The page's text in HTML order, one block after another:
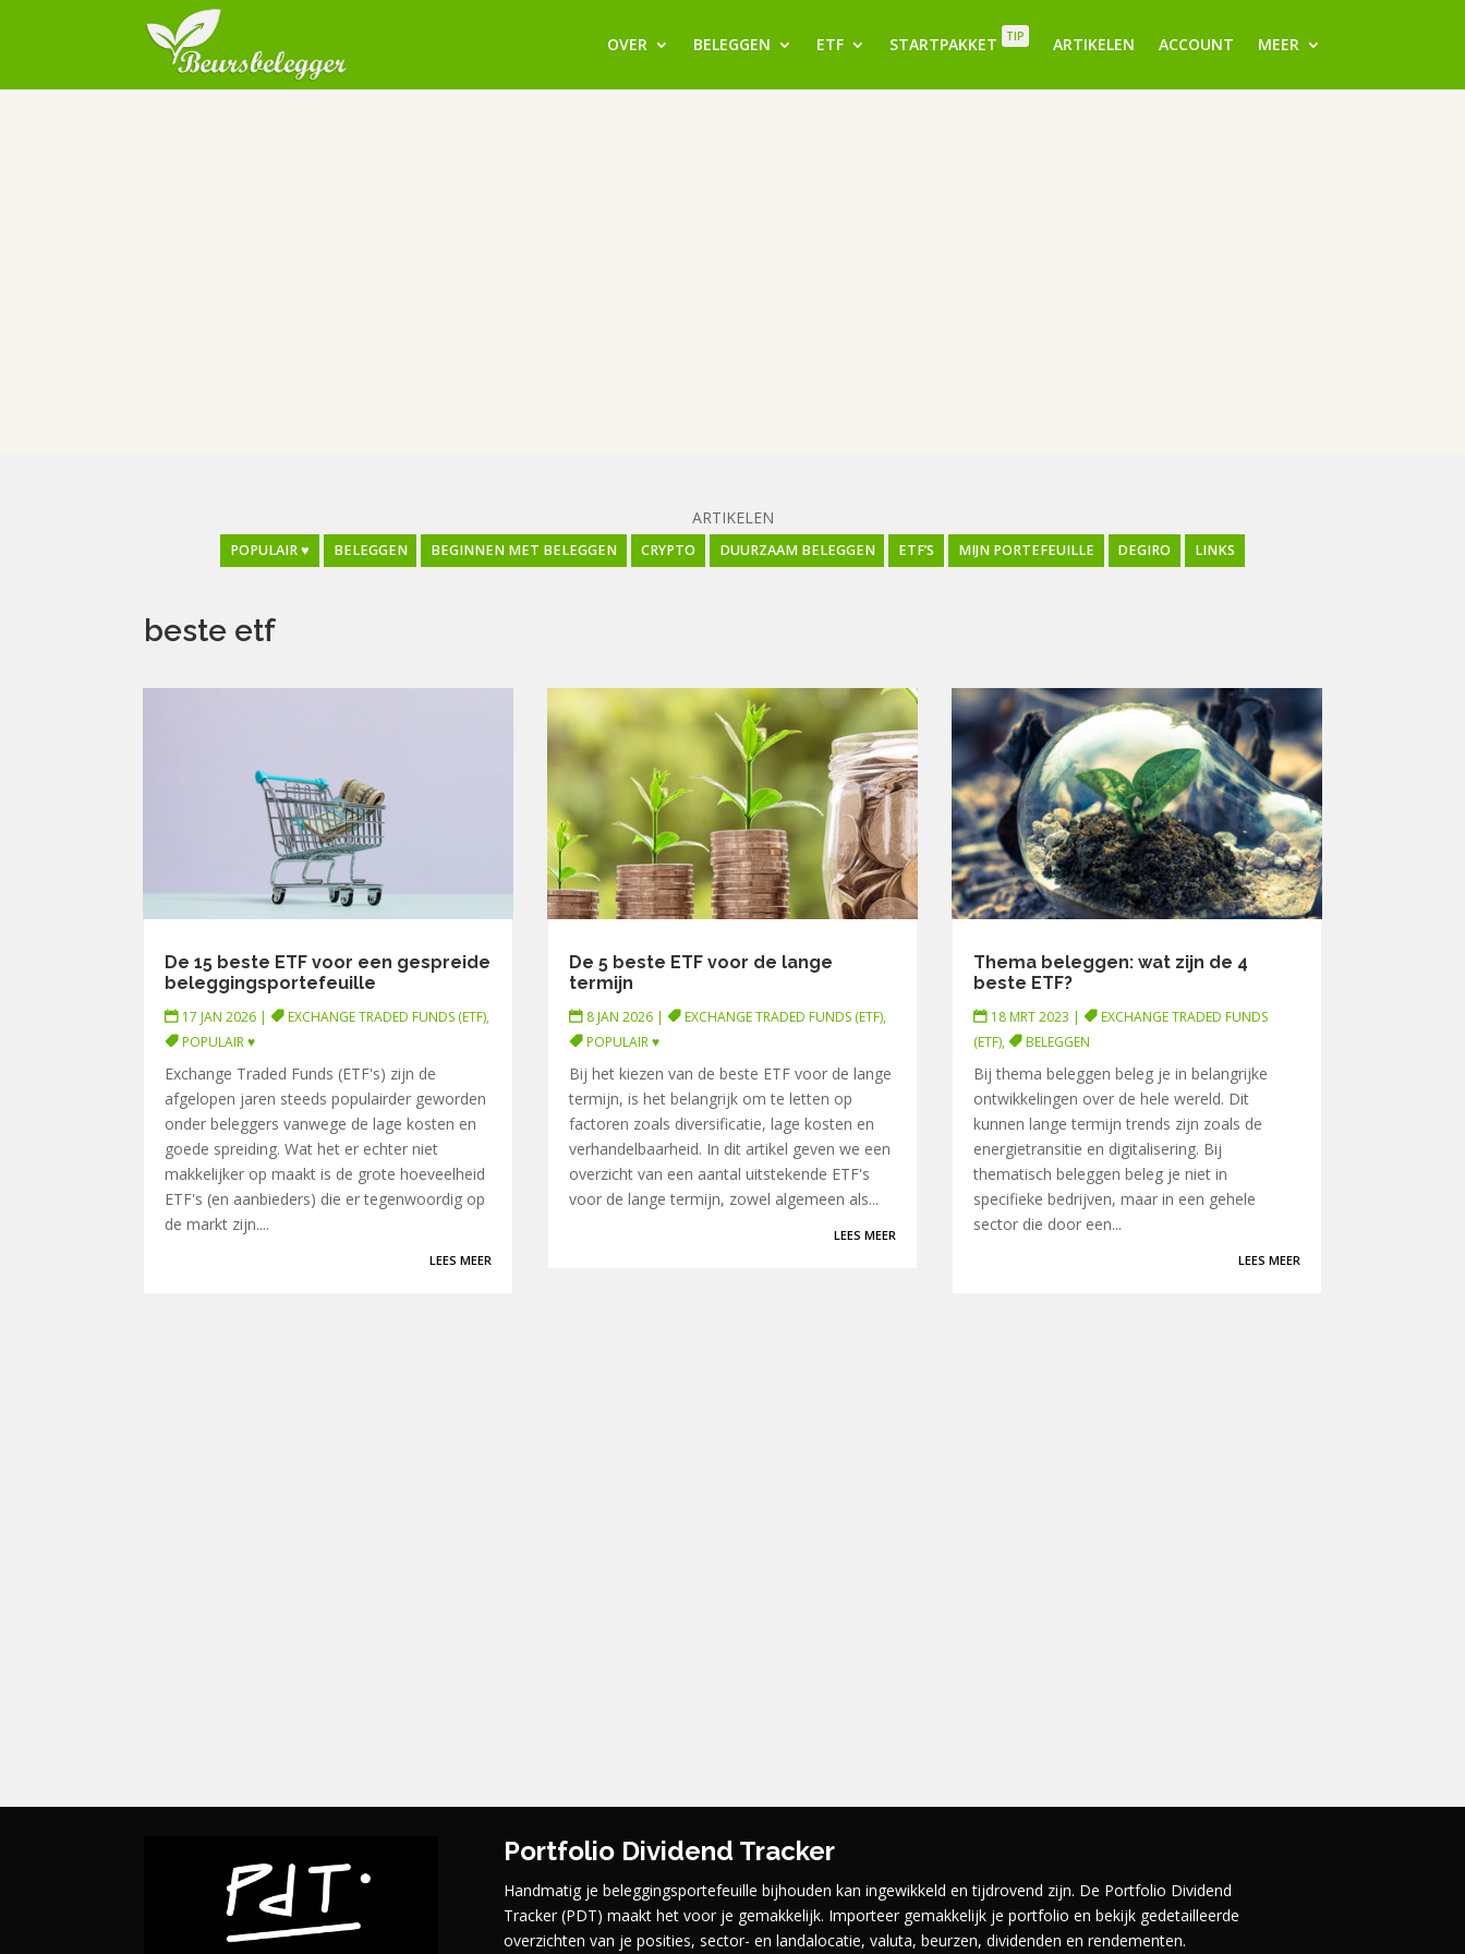
OVER BELEGGEN ETF STARTPAKKET TIP ARTIKELEN ACCOUNT MEER
ARTIKELEN
POPULAIR ♥ BELEGGEN BEGINNEN MET BELEGGEN CRYPTO DUURZAAM BELEGGEN ETF’S MIJN PORTEFEUILLE DEGIRO LINKS
beste etf
De 15 beste ETF voor een gespreide
beleggingsportefeuille
17 JAN 2026 | EXCHANGE TRADED FUNDS (ETF),
POPULAIR ♥
Exchange Traded Funds (ETF's) zijn de
afgelopen jaren steeds populairder geworden
onder beleggers vanwege de lage kosten en
goede spreiding. Wat het er echter niet
makkelijker op maakt is de grote hoeveelheid
ETF's (en aanbieders) die er tegenwoordig op
de markt zijn....
LEES MEER
De 5 beste ETF voor de lange
termijn
8 JAN 2026| EXCHANGE TRADED FUNDS (ETF),
POPULAIR ♥
Bij het kiezen van de beste ETF voor de lange
termijn, is het belangrijk om te letten op
factoren zoals diversificatie, lage kosten en
verhandelbaarheid. In dit artikel geven we een
overzicht van een aantal uitstekende ETF's
voor de lange termijn, zowel algemeen als...
LEES MEER
Thema beleggen: wat zijn de 4
beste ETF?
18 MRT 2023 |
EXCHANGE TRADED FUNDS
(ETF), BELEGGEN
Bij thema beleggen beleg je in belangrijke
ontwikkelingen over de hele wereld. Dit
kunnen lange termijn trends zijn zoals de
energietransitie en digitalisering. Bij
thematisch beleggen beleg je niet in
specifieke bedrijven, maar in een gehele
sector die door een...
LEES MEER
Portfolio Dividend Tracker
Handmatig je beleggingsportefeuille bijhouden kan ingewikkeld en tijdrovend zijn. De Portfolio Dividend
Tracker (PDT) maakt het voor je gemakkelijk. Importeer gemakkelijk je portfolio en bekijk gedetailleerde
overzichten van je posities, sector- en landalocatie, valuta, beurzen, dividenden en rendementen.